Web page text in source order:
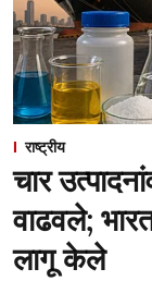
राष्ट्रीय
चार
वाढवले;
लागू केले